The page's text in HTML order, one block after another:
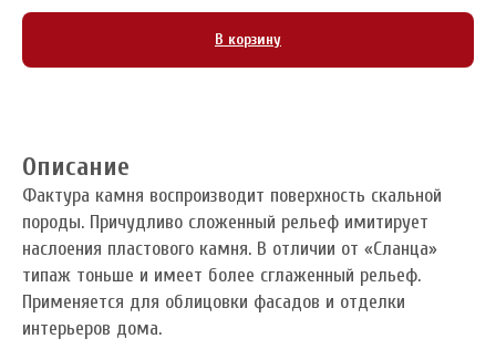
В корзину
Описание
Фактура камня воспроизводит поверхность скальной
породы. Причудливо сложенный рельеф имитирует
наслоения пластового камня. В отличии от «Сланца»
типаж тоньше и имеет более сглаженный рельеф.
Применяется для облицовки фасадов и отделки
интерьеров дома.